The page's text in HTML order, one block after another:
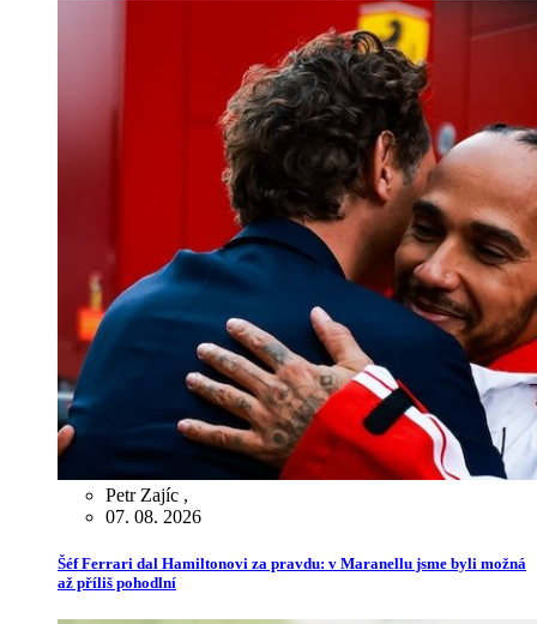
Petr Zajíc ,
07. 08. 2026
Šéf Ferrari dal Hamiltonovi za pravdu: v Maranellu jsme byli možná
až příliš pohodlní